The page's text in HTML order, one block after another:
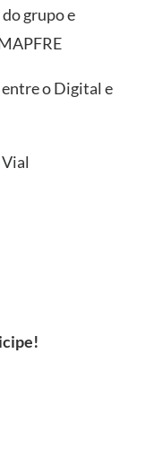
grupo e
entre o Digital e